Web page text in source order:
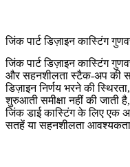
जिंक पार्ट डिज़ाइन कास्टिंग
जिंक पार्ट डिज़ाइन कास्टिंग
और सहनशीलता स्टैक-अप की
डिज़ाइन निर्णय भरने की
शुरुआती समीक्षा नहीं की जाती
जिंक डाई कास्टिंग के लिए एक
सतहें या सहनशीलता